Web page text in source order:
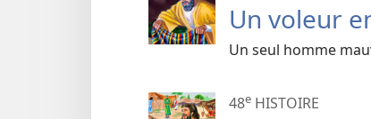
Un voleur
Un seul homme
48e HISTOIRE